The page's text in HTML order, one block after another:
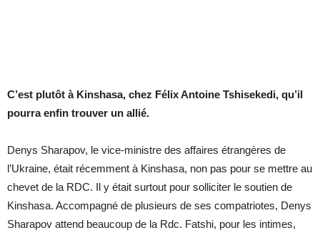
C’est plutôt à Kinshasa, chez Félix Antoine Tshisekedi, qu’il
pourra enfin trouver un allié.
Denys Sharapov, le vice-ministre des affaires étrangères de
l’Ukraine, était récemment à Kinshasa, non pas pour se mettre au
chevet de la RDC. Il y était surtout pour solliciter le soutien de
Kinshasa. Accompagné de plusieurs de ses compatriotes, Denys
Sharapov attend beaucoup de la Rdc. Fatshi, pour les intimes,